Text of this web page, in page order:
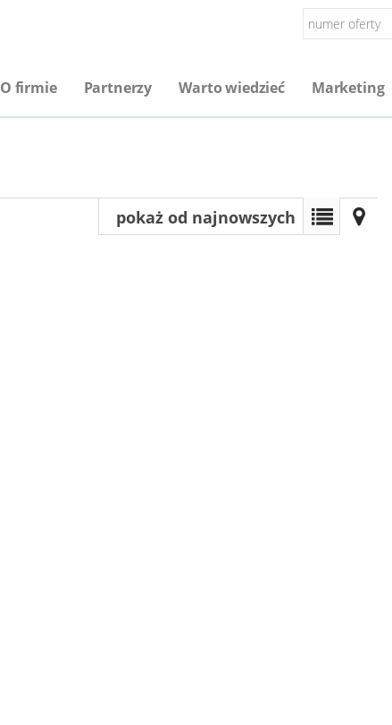
O firmie Partnerzy Warto wiedzieć Marketing
pokaż od najnowszych